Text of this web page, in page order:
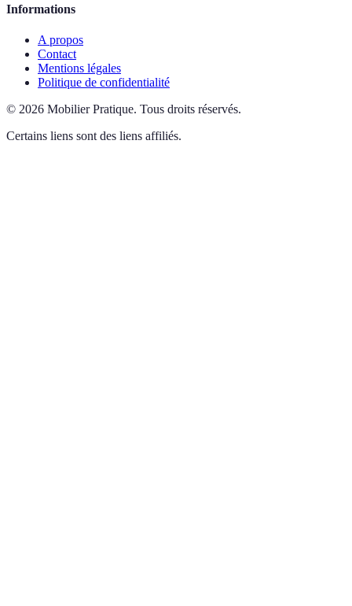
Informations
A propos
Contact
Mentions légales
Politique de confidentialité
© 2026 Mobilier Pratique. Tous droits réservés.
Certains liens sont des liens affiliés.